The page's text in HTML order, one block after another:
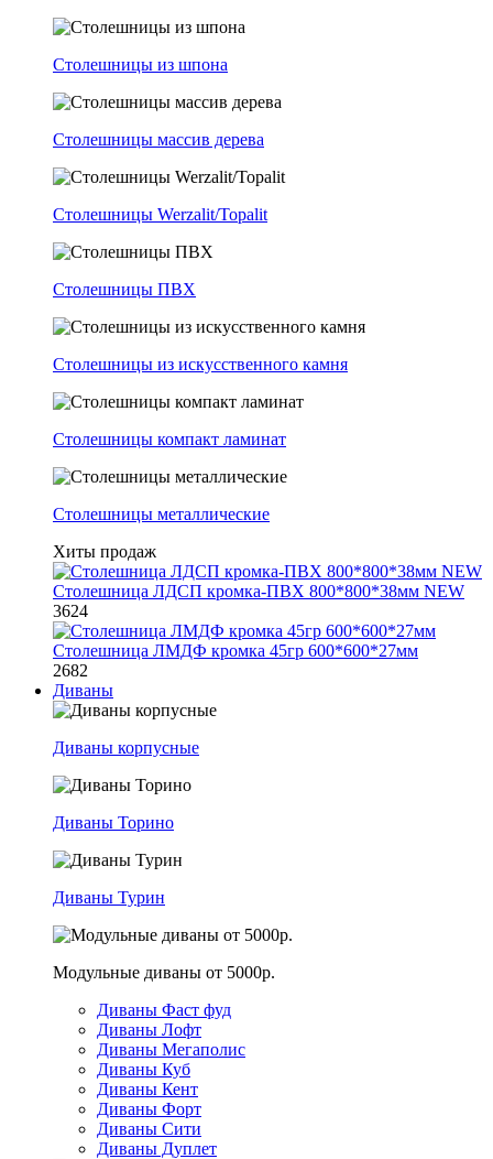
Столешницы из шпона
Столешницы массив дерева
Столешницы Werzalit/Topalit
Столешницы ПВХ
Столешницы из искусственного камня
Столешницы компакт ламинат
Столешницы металлические
Хиты продаж
Столешница ЛДСП кромка-ПВХ 800*800*38мм NEW
3624
Столешница ЛМДФ кромка 45гр 600*600*27мм
2682
Диваны
Диваны корпусные
Диваны Торино
Диваны Турин
Модульные диваны от 5000р.
Диваны Фаст фуд
Диваны Лофт
Диваны Мегаполис
Диваны Куб
Диваны Кент
Диваны Форт
Диваны Сити
Диваны Дуплет